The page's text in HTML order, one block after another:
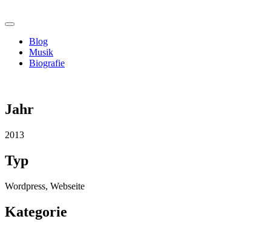
to
Blog
Musik
Biografie
Jahr
2013
Typ
Wordpress, Webseite
Kategorie